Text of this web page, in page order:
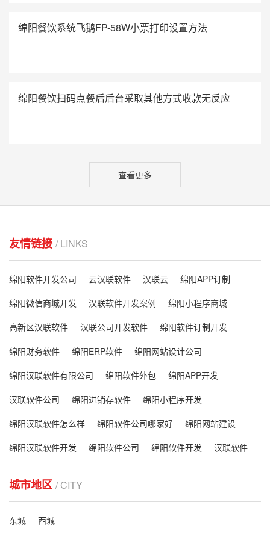
绵阳餐饮系统飞鹅FP-58W小票打印设置方法
绵阳餐饮扫码点餐后后台采取其他方式收款无反应
查看更多
友情链接 / LINKS
绵阳软件开发公司 云汉联软件 汉联云
绵阳APP订制
绵阳微信商城开发
汉联软件开发案例
绵阳小程序商城
高新区汉联软件
汉联公司开发软件
绵阳软件订制开发
绵阳财务软件
绵阳ERP软件
绵阳网站设计公司
绵阳汉联软件有限公司
绵阳软件外包
绵阳APP开发
汉联软件公司
绵阳进销存软件
绵阳小程序开发
绵阳汉联软件怎么样
绵阳软件公司哪家好
绵阳网站建设
绵阳汉联软件开发
绵阳软件公司 绵阳软件开发 汉联软件
城市地区 / CITY
东城 西城